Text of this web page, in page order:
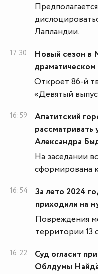
Лапландии.
17:30
Новый сезон в
драматическом
Откроет 86-й
«Девятый
16:59
Апатитский
рассматривать
Александра
На заседании
сформирована
16:54
За лето 2024
приходили на
Повреждения
территории 13
16:22
Суд огласит
Облдумы